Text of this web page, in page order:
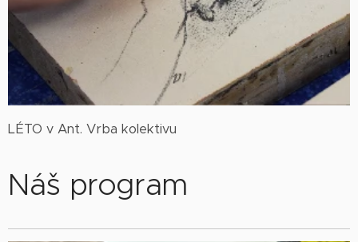
LÉTO v Ant. Vrba kolektivu
Náš program